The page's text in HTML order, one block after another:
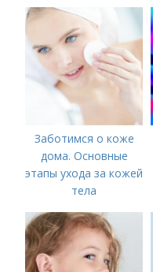
Заботимся о коже
дома. Основные
этапы ухода за кожей
тела